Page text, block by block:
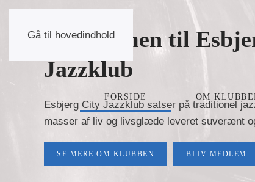
Gå til hovedindhold
FORSIDE OM
Velkommen til
Jazzklub
Esbjerg City Jazzklub satser på traditionel
masser af liv og livsglæde leveret suverænt
SE MERE OM KLUBBEN BLIV MEDLEM